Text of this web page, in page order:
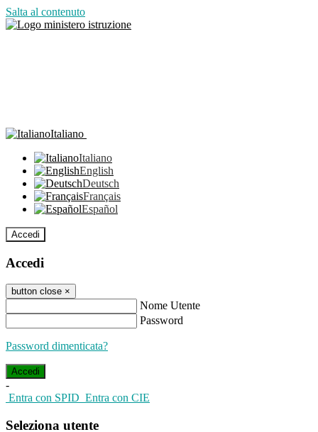
Salta al contenuto
Italiano
Italiano
English
Deutsch
Français
Español
Accedi
Accedi
button close ×
Nome Utente
Password
Password dimenticata?
-
Entra con SPID Entra con CIE
Seleziona utente